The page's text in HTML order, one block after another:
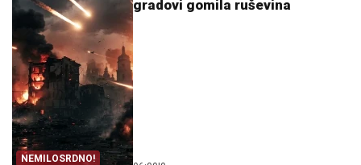
NEMILOSRDNO!
gradovi gomila ruševina